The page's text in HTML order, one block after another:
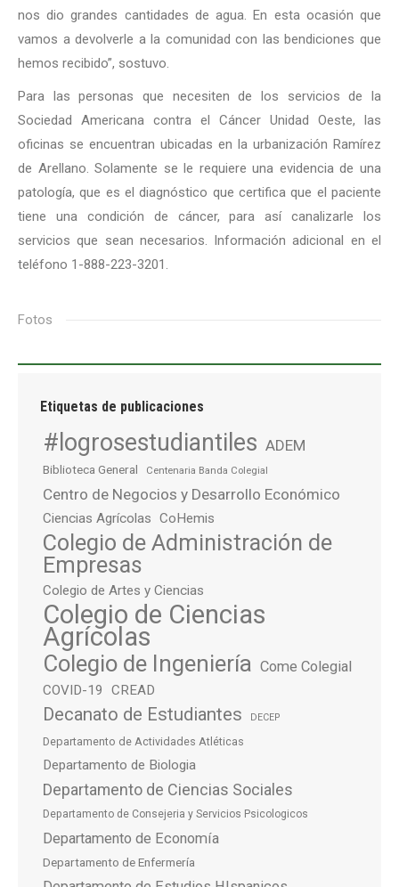
nos dio grandes cantidades de agua. En esta ocasión que
vamos a devolverle a la comunidad con las bendiciones que
hemos recibido”, sostuvo.
Para las personas que necesiten de los servicios de la
Sociedad Americana contra el Cáncer Unidad Oeste, las
oficinas se encuentran ubicadas en la urbanización Ramírez
de Arellano. Solamente se le requiere una evidencia de una
patología, que es el diagnóstico que certifica que el paciente
tiene una condición de cáncer, para así canalizarle los
servicios que sean necesarios. Información adicional en el
teléfono 1-888-223-3201.
Fotos
Etiquetas de publicaciones
#logrosestudiantiles ADEM
Biblioteca General Centenaria Banda Colegial
Centro de Negocios y Desarrollo Económico
Ciencias Agrícolas CoHemis
Colegio de Administración de
Empresas
Colegio de Artes y Ciencias
Colegio de Ciencias
Agrícolas
Colegio de Ingeniería Come Colegial
COVID-19 CREAD
Decanato de Estudiantes DECEP
Departamento de Actividades Atléticas
Departamento de Biologia
Departamento de Ciencias Sociales
Departamento de Consejeria y Servicios Psicologicos
Departamento de Economía
Departamento de Enfermería